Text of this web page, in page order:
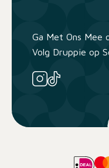
Ga Met Ons Mee
Volg Druppie op